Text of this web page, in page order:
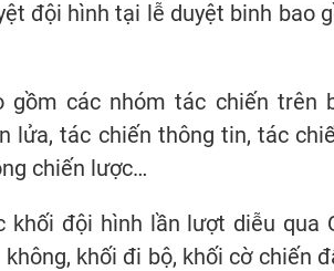
đội hình tại lễ duyệt binh bao
gồm các nhóm tác chiến trên
lửa, tác chiến thông tin, tác
chiến lược…
khối đội hình lần lượt diễu qua
khối đi bộ, khối cờ chiến